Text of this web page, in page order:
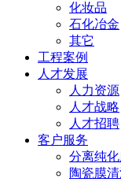
化妆品
石化冶金
其它
工程案例
人才发展
人力资源
人才战略
人才招聘
客户服务
分离纯
陶瓷膜